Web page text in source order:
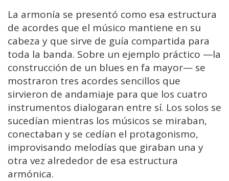
La armonía se presentó como esa estructura
de acordes que el músico mantiene en su
cabeza y que sirve de guía compartida para
toda la banda. Sobre un ejemplo práctico —la
construcción de un blues en fa mayor— se
mostraron tres acordes sencillos que
sirvieron de andamiaje para que los cuatro
instrumentos dialogaran entre sí. Los solos se
sucedían mientras los músicos se miraban,
conectaban y se cedían el protagonismo,
improvisando melodías que giraban una y
otra vez alrededor de esa estructura
armónica.